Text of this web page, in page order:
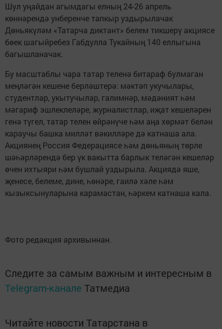
Шул уңайдан агымдагы елның 24-26 апрель
көннәрендә унберенче тапкыр уздырылачак
Дөньякүләм «Татарча диктант» белем тикшерү акциясе
бөек шагыйребез Габдулла Тукайның 140 еллыгына
багышланачак.
Бу масштаблы чара татар теленә битараф булмаган
меңләгән кешене берләштерә: мәктәп укучылары,
студентлар, укытучылар, галимнәр, мәдәният һәм
мәгариф эшлеклеләре, журналистлар, иҗат кешеләрен
генә түгел, татар телен өйрәнүче һәм аңа хөрмәт белән
караучы башка милләт вәкилләре дә катнаша ала.
Акциянең Россия Федерациясе һәм дөньяның төрле
шәһәрләрендә бер үк вакытта барлык теләгән кешеләр
өчен ихтыяри һәм бушлай уздырыла. Акциядә яше,
җенесе, белеме, дине, һөнәре, гаилә хәле һәм
кызыксынуларына карамастан, һәркем катнаша кала.
Фото редакция архивыннан.
Следите за самым важным и интересным в
Telegram-канале Татмедиа
Читайте новости Татарстана в